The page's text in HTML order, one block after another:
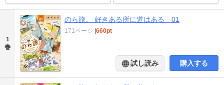
1
巻
のら旅。 好きある所に道はある 01
171ページ |660pt
試し読み 購入する